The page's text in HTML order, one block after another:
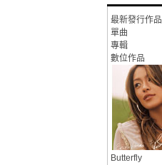
最新發行作品
單曲
專輯
數位作品
Butterfly